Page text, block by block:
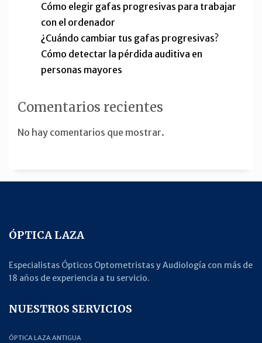
Cómo elegir gafas progresivas para trabajar
con el ordenador
¿Cuándo cambiar tus gafas progresivas?
Cómo detectar la pérdida auditiva en
personas mayores
Comentarios recientes
No hay comentarios que mostrar.
ÓPTICA LAZA
Especialistas Ópticos Optometristas y Audiología con más de
18 años de experiencia a tu servicio.
NUESTROS SERVICIOS
ÓPTICA LAZA ANTIGUA